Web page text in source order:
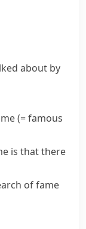
about by
(= famous
is that there
offame